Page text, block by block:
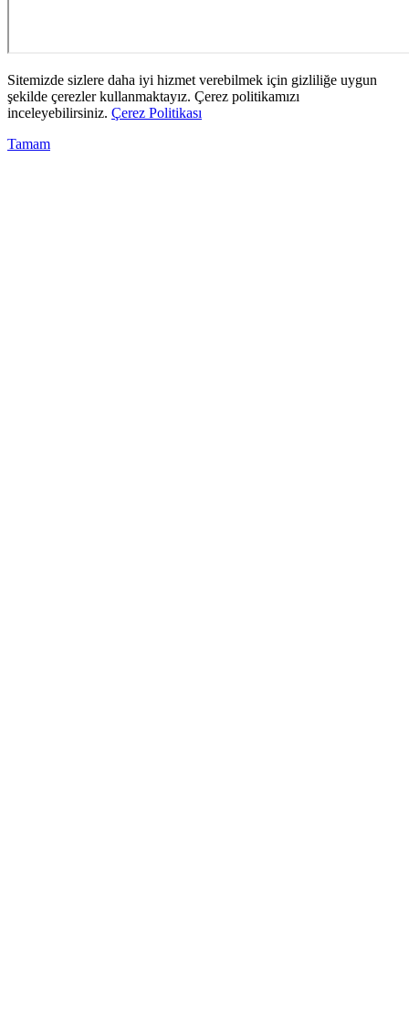
Sitemizde sizlere daha iyi hizmet verebilmek için gizliliğe uygun
şekilde çerezler kullanmaktayız. Çerez politikamızı
inceleyebilirsiniz. Çerez Politikası
Tamam